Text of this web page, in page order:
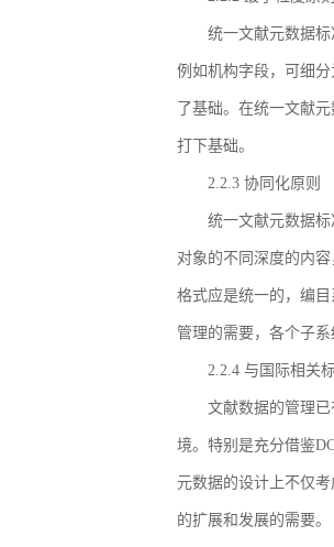
统一文献元数据
例如机构字段，可细
了基础。在统一文献
打下基础。
2.2.3 协同化原则
统一文献元数据
对象的不同深度的内
格式应是统一的，编
管理的需要，各个子
2.2.4 与国际相关
文献数据的管理
境。特别是充分借鉴
元数据的设计上不仅
的扩展和发展的需要。